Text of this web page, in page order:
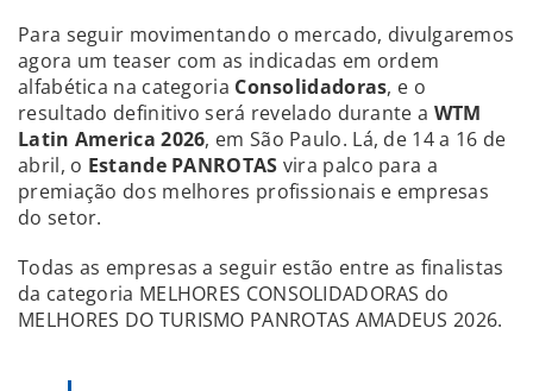
Para seguir movimentando o mercado, divulgaremos
agora um teaser com as indicadas em ordem
alfabética na categoria Consolidadoras, e o
resultado definitivo será revelado durante a WTM
Latin America 2026, em São Paulo. Lá, de 14 a 16 de
abril, o Estande PANROTAS vira palco para a
premiação dos melhores profissionais e empresas
do setor.
Todas as empresas a seguir estão entre as finalistas
da categoria MELHORES CONSOLIDADORAS do
MELHORES DO TURISMO PANROTAS AMADEUS 2026.